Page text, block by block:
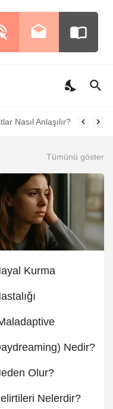
Nasıl Anlaşılır?
Tümünü göster
Kurma
Nedir?
Olur?
Nelerdir?